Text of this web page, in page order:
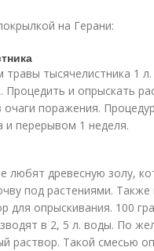
на Герани:
травы тысячелистника 1 л.
Процедить и опрыскать
очаги поражения.
и перерывом 1 неделя.
любят древесную золу,
под растениями. Также
для опрыскивания. 100
в 2, 5 л. воды. По
раствор. Такой смесью